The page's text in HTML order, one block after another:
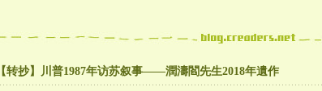
【转抄】川普1987年访苏叙事——潤濤閻先生2018年遺作